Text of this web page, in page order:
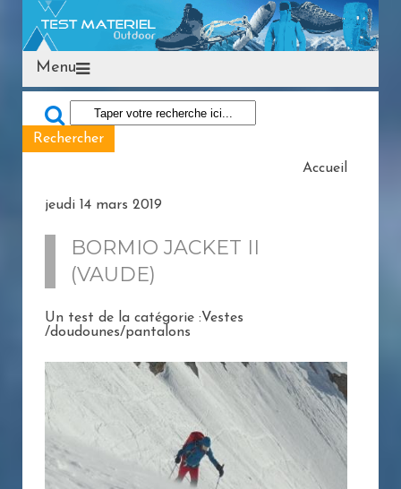
Menu
Accueil
jeudi 14 mars 2019
BORMIO JACKET II
(VAUDE)
Un test de la catégorie :Vestes
/doudounes/pantalons